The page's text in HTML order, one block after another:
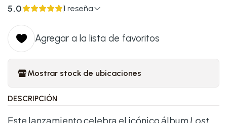
5.0 1 reseña
Agregar a la lista de favoritos
Mostrar stock de ubicaciones
DESCRIPCIÓN
Este lanzamiento celebra el icónico álbumLost